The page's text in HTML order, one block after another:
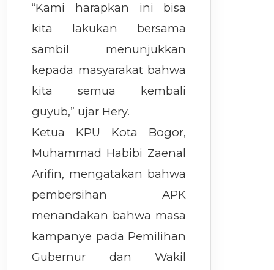
“Kami harapkan ini bisa
kita lakukan bersama
sambil menunjukkan
kepada masyarakat bahwa
kita semua kembali
guyub,” ujar Hery.
Ketua KPU Kota Bogor,
Muhammad Habibi Zaenal
Arifin, mengatakan bahwa
pembersihan APK
menandakan bahwa masa
kampanye pada Pemilihan
Gubernur dan Wakil